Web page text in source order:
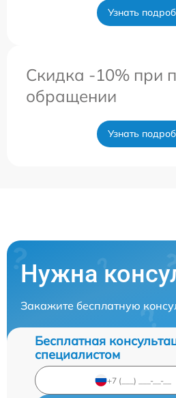
Узнать
Скидка -10% при
обращении
Узнать
Нужна
Закажите бесплатную
Бесплатная
специалистом